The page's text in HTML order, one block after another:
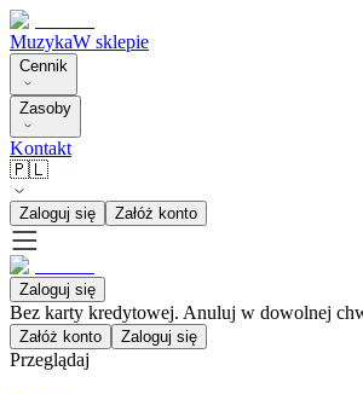
MuzykaW sklepie
Cennik
Zasoby
Kontakt
🇵🇱
Zaloguj się Załóż konto
Zaloguj się
Bez karty kredytowej. Anuluj w dowolnej
Załóż konto Zaloguj się
Przeglądaj